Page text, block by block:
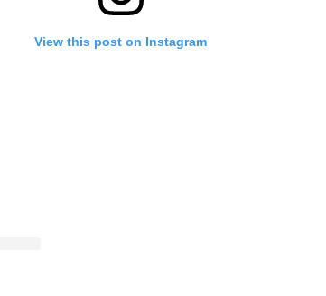
View this post on Instagram